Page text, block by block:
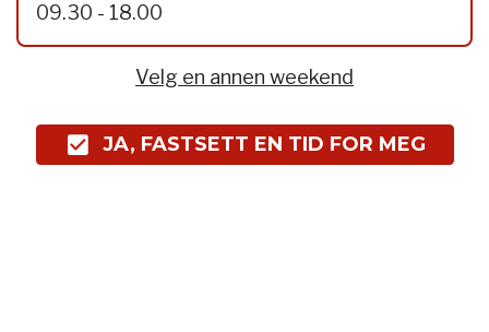
09.30 - 18.00
Velg en annen weekend
JA, FASTSETT EN TID FOR MEG